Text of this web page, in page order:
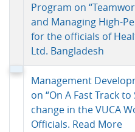
Program on
and Managing High-
for the officials of
Ltd. Bangladesh
Management
on “On A Fast Track
change in the VUCA
Officials. Read More